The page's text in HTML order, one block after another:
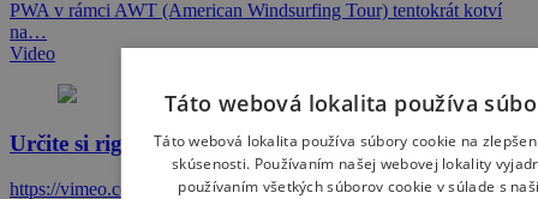
PWA v rámci AWT (American Windsurfing Tour) tentokrát kotví
na…
Video
Určite si riguješ plachtu správne?!
https://vimeo.com/145451167
Táto webová lokalita používa
Táto webová lokalita používa súbory cookie na
skúsenosti. Používaním našej webovej lokality
používaním všetkých súborov cookie v súlade s